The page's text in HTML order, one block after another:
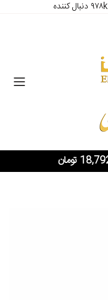
۹۷۸k دنبال کننده